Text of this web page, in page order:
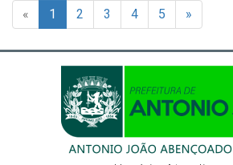
« 1 2 3 4 5 »